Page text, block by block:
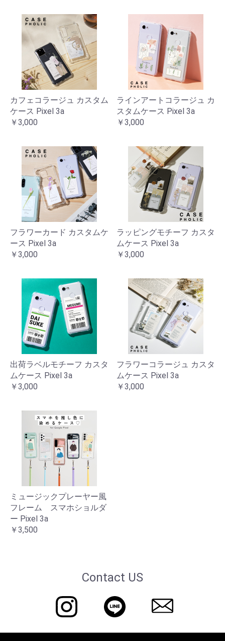
カフェコラージュ カスタム
ケース Pixel 3a
￥3,000
ラインアートコラージュ カ
スタムケース Pixel 3a
￥3,000
フラワーカード カスタムケ
ース Pixel 3a
￥3,000
ラッピングモチーフ カスタ
ムケース Pixel 3a
￥3,000
出荷ラベルモチーフ カスタ
ムケース Pixel 3a
￥3,000
フラワーコラージュ カスタ
ムケース Pixel 3a
￥3,000
ミュージックプレーヤー風
フレーム スマホショルダ
ー Pixel 3a
￥3,500
Contact US